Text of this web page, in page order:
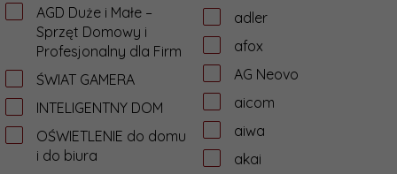
AGD Duże i Małe –
Sprzęt Domowy i
Profesjonalny dla Firm
ŚWIAT GAMERA
INTELIGENTNY DOM
OŚWIETLENIE do domu
i do biura
adler
afox
AG Neovo
aicom
aiwa
akai